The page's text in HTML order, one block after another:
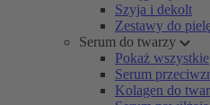
Szyja i dekolt
Zestawy do
Serum do twarzy
Pokaż wszystkie
Serum
Kolagen do